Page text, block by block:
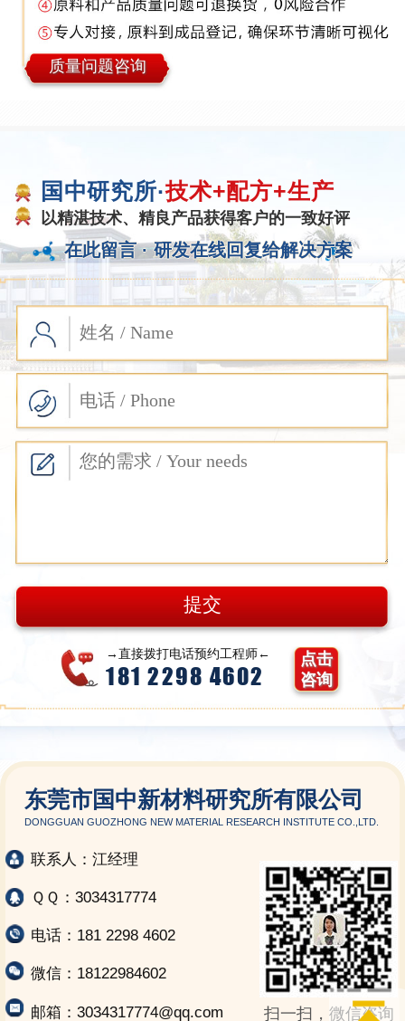
质量问题咨询
国中研究所·技术+配方+生产
以精湛技术、精良产品获得客户的一致好评
在此留言 · 研发在线回复给解决方案
→直接拨打电话预约工程师←
181 2298 4602
点击
咨询
东莞市国中新材料研究所有限公司
DONGGUAN GUOZHONG NEW MATERIAL RESEARCH INSTITUTE CO.,LTD.
联系人：江经理
ＱＱ：3034317774
电话：181 2298 4602
微信：18122984602
邮箱：3034317774@qq.com 扫一扫，微信咨询